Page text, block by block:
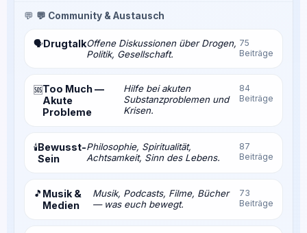
💬 💬 Community & Austausch
🗣️DrugtalkOffene Diskussionen über Drogen,
Politik, Gesellschaft.
75
Beiträge
🆘Too Much —
Akute
Probleme
Hilfe bei akuten
Substanzproblemen und
Krisen.
84
Beiträge
🕯️Bewusst-
Sein
Philosophie, Spiritualität,
Achtsamkeit, Sinn des Lebens.
87
Beiträge
🎵 Musik &
Medien
Musik, Podcasts, Filme, Bücher
— was euch bewegt.
73
Beiträge